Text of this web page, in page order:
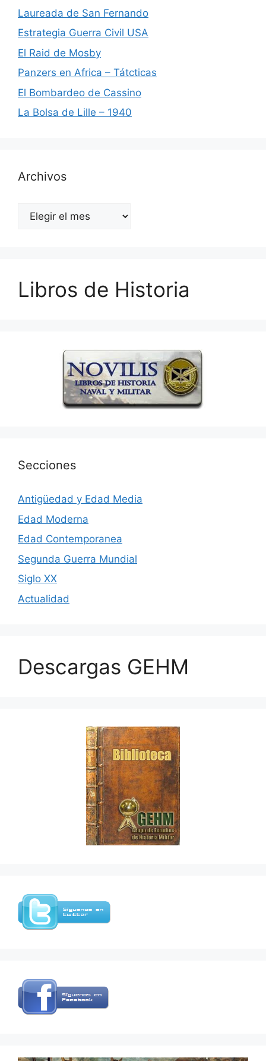
Laureada de San Fernando
Estrategia Guerra Civil USA
El Raid de Mosby
Panzers en Africa – Tátcticas
El Bombardeo de Cassino
La Bolsa de Lille – 1940
Archivos
Archivos
Libros de Historia
Secciones
Antigüedad y Edad Media
Edad Moderna
Edad Contemporanea
Segunda Guerra Mundial
Siglo XX
Actualidad
Descargas GEHM